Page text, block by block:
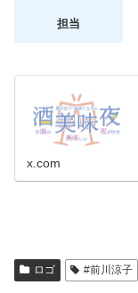
担当
x.com
ロゴ #前川涼子